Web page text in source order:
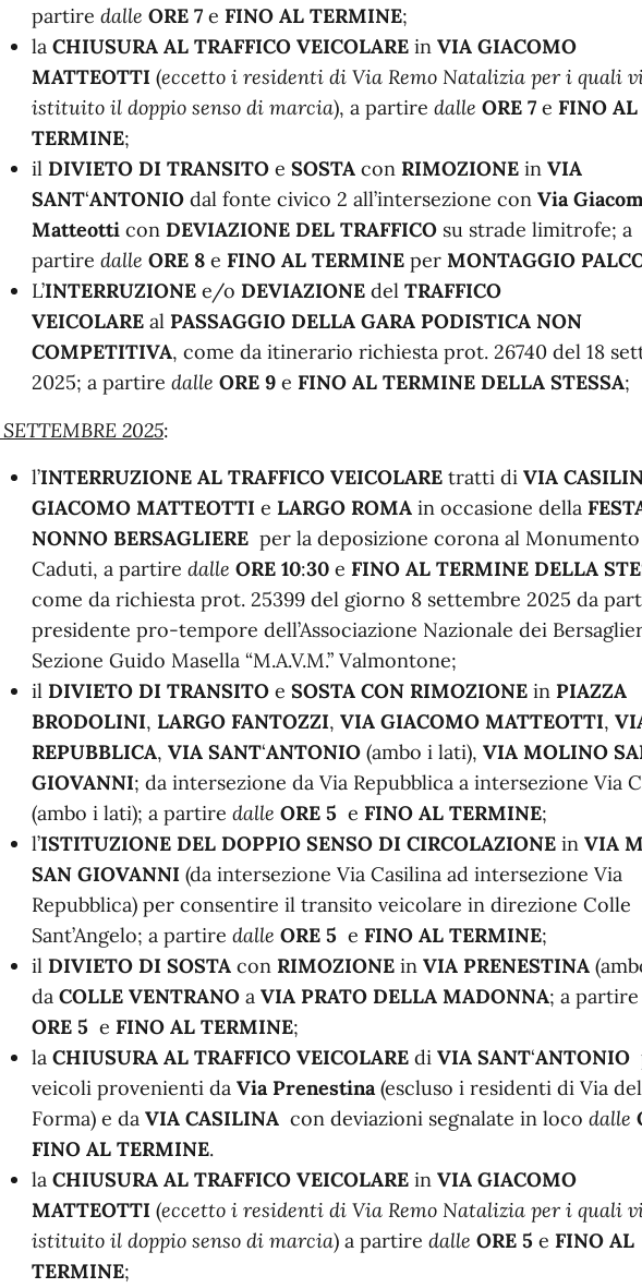
partire dalle ORE 7 e FINO AL TERMINE;
la CHIUSURA AL TRAFFICO VEICOLARE in VIA GIACOMO
MATTEOTTI (eccetto i residenti di Via Remo Natalizia per i quali
istituito il doppio senso di marcia), a partire dalle ORE 7 e FINO AL
TERMINE;
ilDIVIETO DI TRANSITO e SOSTA con RIMOZIONE in VIA
SANT‘ANTONIO dal fonte civico 2 all’intersezione con Via
Matteotti con DEVIAZIONE DEL TRAFFICO su strade limitrofe; a
partire dalle ORE 8 e FINO AL TERMINE per MONTAGGIO
L’INTERRUZIONE e/o DEVIAZIONE del TRAFFICO
VEICOLARE al PASSAGGIO DELLA GARA PODISTICA NON
COMPETITIVA, come da itinerario richiesta prot. 26740 del 18
2025; a partire dalle ORE 9 e FINO AL TERMINE DELLA STESSA;
2025:
l’INTERRUZIONE AL TRAFFICO VEICOLARE tratti di VIA
GIACOMO MATTEOTTI e LARGO ROMA in occasione della
NONNO BERSAGLIERE per la deposizione corona al Monumento
Caduti, a partire dalle ORE 10:30 e FINO AL TERMINE DELLA
come da richiesta prot. 25399 del giorno 8 settembre 2025 da
presidente pro-tempore dell’Associazione Nazionale dei
Sezione Guido Masella “M.A.V.M.” Valmontone;
il DIVIETO DI TRANSITO e SOSTA CON RIMOZIONE in PIAZZA
BRODOLINI, LARGO FANTOZZI, VIA GIACOMO MATTEOTTI,
REPUBBLICA, VIA SANT‘ANTONIO (ambo i lati), VIA MOLINO
GIOVANNI; da intersezione da Via Repubblica a intersezione Via
(ambo i lati); a partire dalle ORE 5 e FINO AL TERMINE;
l’ISTITUZIONE DEL DOPPIO SENSO DI CIRCOLAZIONE in VIA
SAN GIOVANNI (da intersezione Via Casilina ad intersezione Via
Repubblica) per consentire il transito veicolare in direzione Colle
Sant’Angelo; a partire dalle ORE 5 e FINO AL TERMINE;
il DIVIETO DI SOSTA con RIMOZIONE in VIA PRENESTINA
da COLLE VENTRANO a VIA PRATO DELLA MADONNA; a partire
ORE 5 e FINO AL TERMINE;
la CHIUSURA AL TRAFFICO VEICOLARE di VIA SANT‘ANTONIO
veicoli provenienti da Via Prenestina(escluso i residenti di Via
Forma) e da VIA CASILINA con deviazioni segnalate in loco dalle
FINO AL TERMINE.
la CHIUSURA AL TRAFFICO VEICOLARE in VIA GIACOMO
MATTEOTTI (eccetto i residenti di Via Remo Natalizia per i quali
istituito il doppio senso di marcia) a partire dalle ORE 5 e FINO AL
TERMINE;